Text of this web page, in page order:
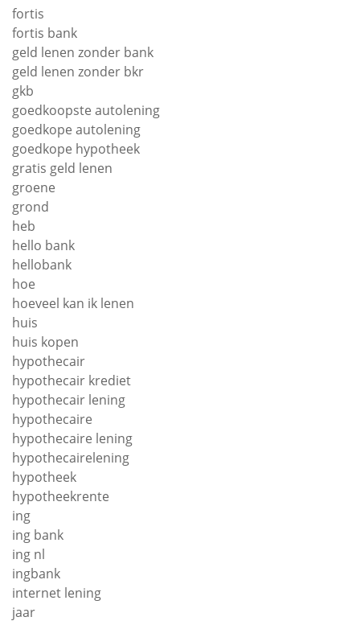
fortis
fortis bank
geld lenen zonder bank
geld lenen zonder bkr
gkb
goedkoopste autolening
goedkope autolening
goedkope hypotheek
gratis geld lenen
groene
grond
heb
hello bank
hellobank
hoe
hoeveel kan ik lenen
huis
huis kopen
hypothecair
hypothecair krediet
hypothecair lening
hypothecaire
hypothecaire lening
hypothecairelening
hypotheek
hypotheekrente
ing
ing bank
ing nl
ingbank
internet lening
jaar